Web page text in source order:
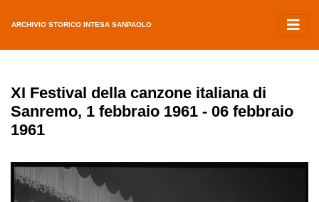
ARCHIVIO STORICO INTESA SANPAOLO
XI Festival della canzone italiana di
Sanremo, 1 febbraio 1961 - 06 febbraio
1961